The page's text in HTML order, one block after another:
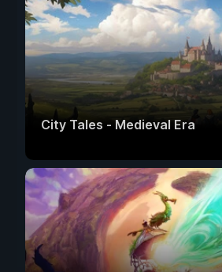
City Tales - Medieval Era